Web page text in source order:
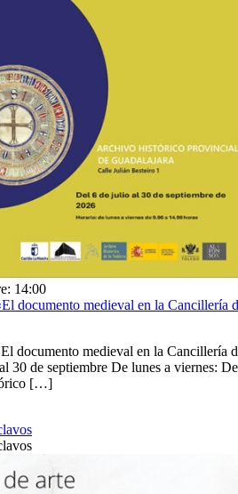
14:00
documento medieval en la Cancillería
documento medieval en la Cancillería
de septiembre De lunes a viernes: De
[…]